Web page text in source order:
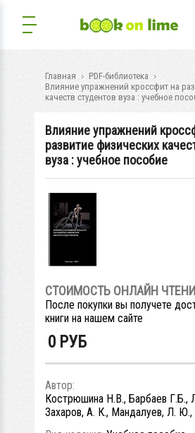
Главная
PDF-библиотека
Влияние упражнений кроссфит на
качеств студентов вуза : учебное
Влияние упражнений
развитие физических
вуза : учебное пособие
СТОИМОСТЬ ОНЛАЙН
После покупки вы получете
книги на нашем сайте
0 РУБ
Автор:
Кострюшина Н.В., Барбаев Г.Б.,
Захаров, А. К., Мандалуев, Л. Ю.,